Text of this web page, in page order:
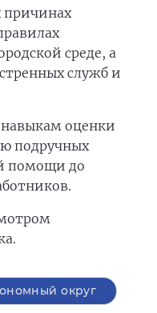
причинах
среде, а
служб и
оценки
подручных
помощи до
округ